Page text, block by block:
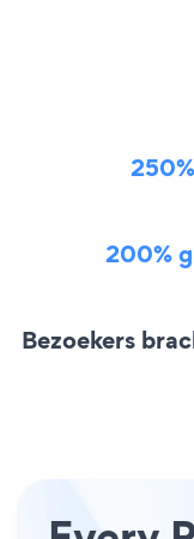
200%
Bezoekers